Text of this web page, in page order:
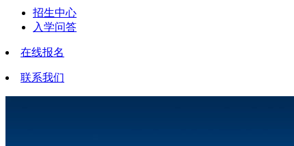
招生中心
入学问答
在线报名
联系我们